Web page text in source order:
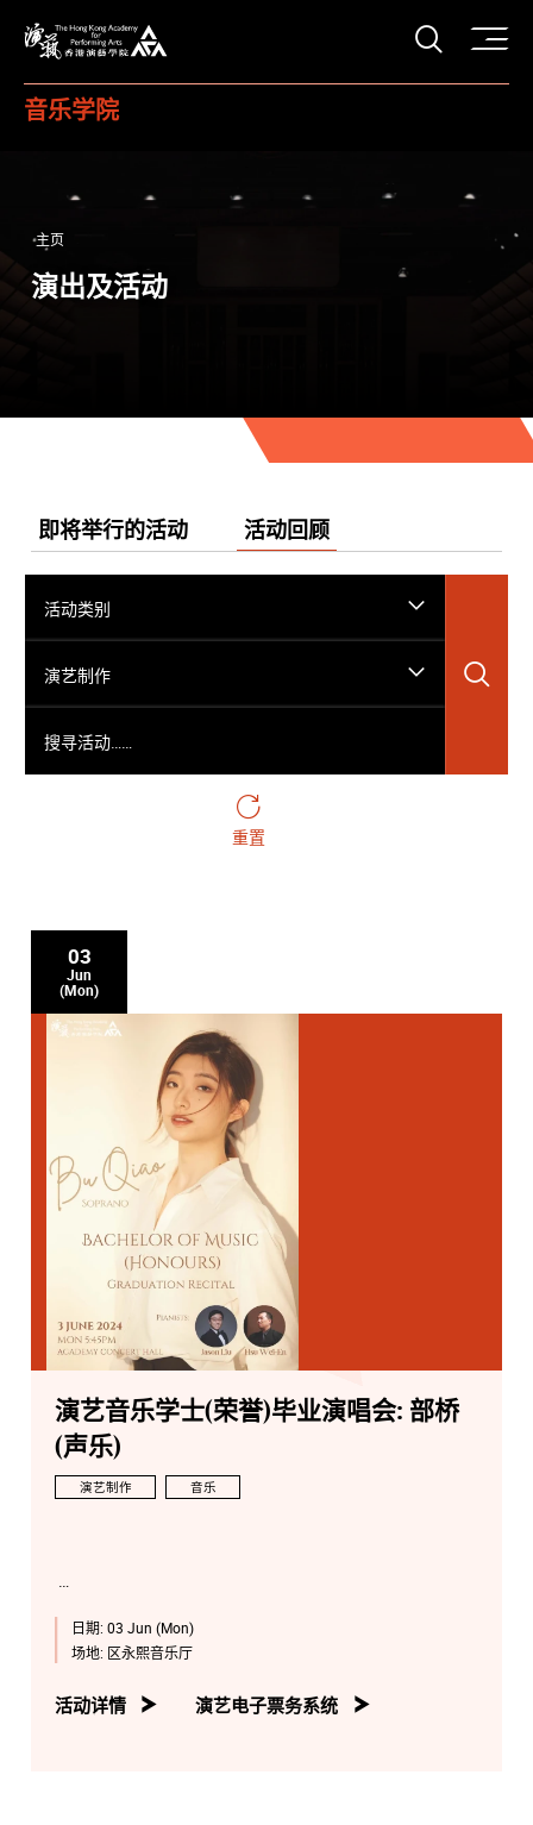
打开
音乐学院
主页
演出及活动
即将举行的活动 活动回顾
活动类别
演艺制作
重置
03
Jun
(Mon)
演艺音乐学士(荣誉)毕业演唱会: 部桥
(声乐)
演艺制作 音乐
日期: 03 Jun (Mon)
场地: 区永熙音乐厅
活动详情 演艺电子票务系统